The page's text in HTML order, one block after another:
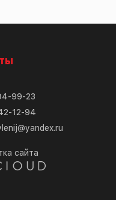
99-23
12-94
сайта